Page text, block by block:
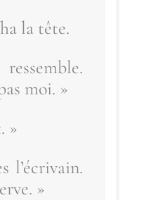
la tête.
moi. »
»
l’é­cri­vain.
»